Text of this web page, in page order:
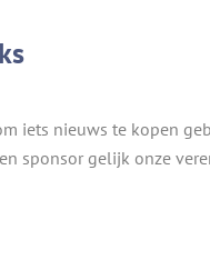
iets nieuws te kopen
sponsor gelijk onze